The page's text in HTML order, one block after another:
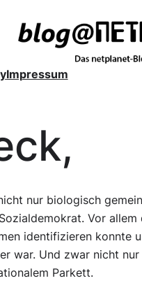
Impressum
nur biologisch
Vor allem
identifizieren konnte
war. Und zwar nicht
Parkett.